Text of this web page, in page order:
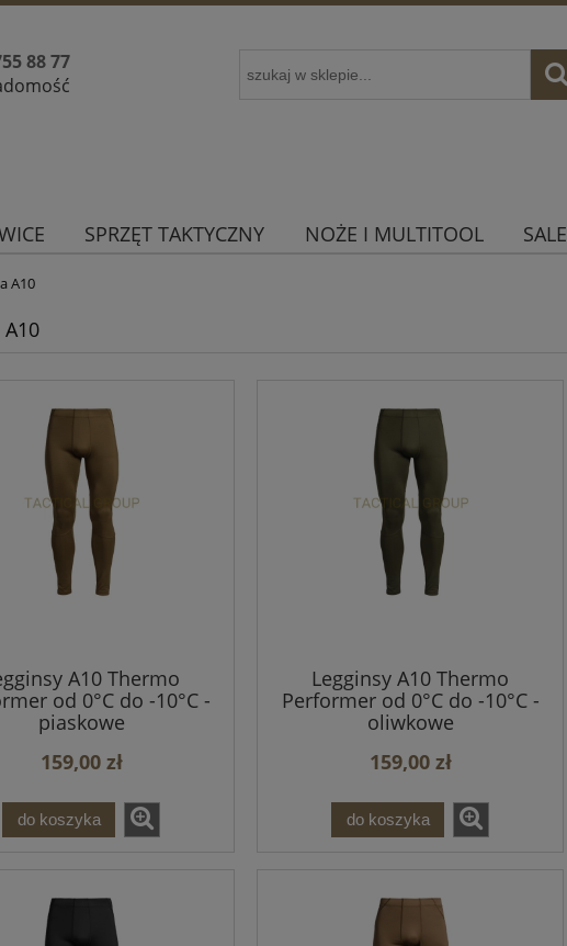
88 77
SPRZĘT TAKTYCZNY NOŻE I MULTITOOL SALE
A10
A10 Thermo
od 0°C do -10°C -
piaskowe
159,00 zł
do koszyka
Legginsy A10 Thermo
Performer od 0°C do -10°C -
oliwkowe
159,00 zł
do koszyka